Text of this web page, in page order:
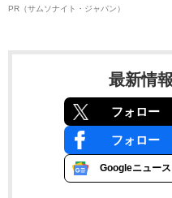
PR（サムソナイト・ジャパン）
最新情
フォロー
フォロー
Googleニュース